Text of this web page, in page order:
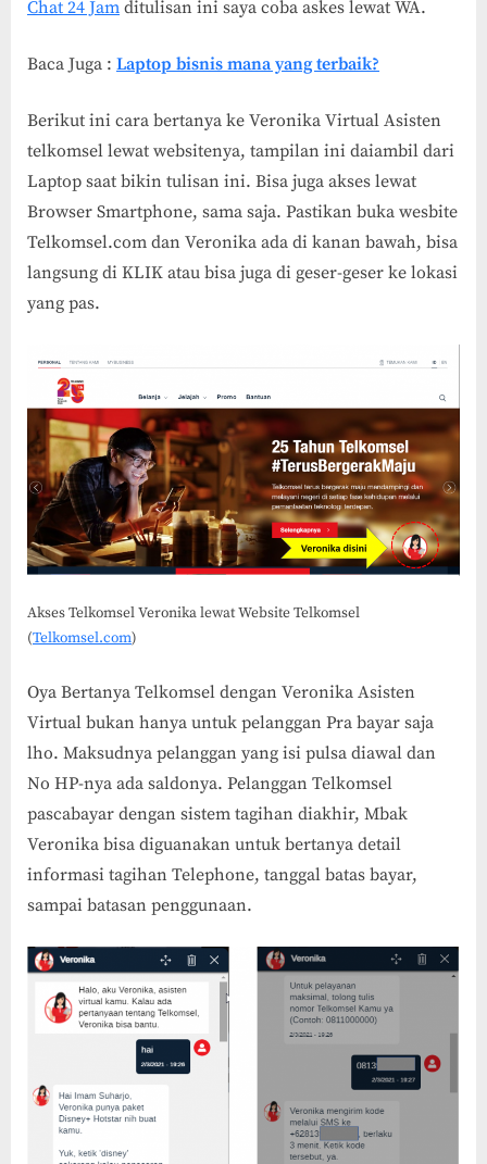
Chat 24 Jam ditulisan ini saya coba askes lewat WA.
Baca Juga : Laptop bisnis mana yang terbaik?
Berikut ini cara bertanya ke Veronika Virtual Asisten
telkomsel lewat websitenya, tampilan ini daiambil dari
Laptop saat bikin tulisan ini. Bisa juga akses lewat
Browser Smartphone, sama saja. Pastikan buka wesbite
Telkomsel.com dan Veronika ada di kanan bawah, bisa
langsung di KLIK atau bisa juga di geser-geser ke lokasi
yang pas.
Akses Telkomsel Veronika lewat Website Telkomsel
(Telkomsel.com)
Oya Bertanya Telkomsel dengan Veronika Asisten
Virtual bukan hanya untuk pelanggan Pra bayar saja
lho. Maksudnya pelanggan yang isi pulsa diawal dan
No HP-nya ada saldonya. Pelanggan Telkomsel
pascabayar dengan sistem tagihan diakhir, Mbak
Veronika bisa diguanakan untuk bertanya detail
informasi tagihan Telephone, tanggal batas bayar,
sampai batasan penggunaan.